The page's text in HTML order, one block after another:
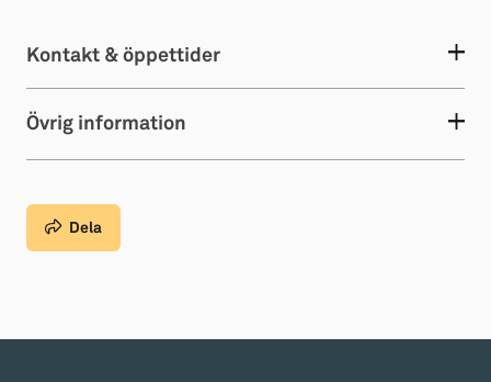
Kontakt & öppettider
Övrig information
Dela